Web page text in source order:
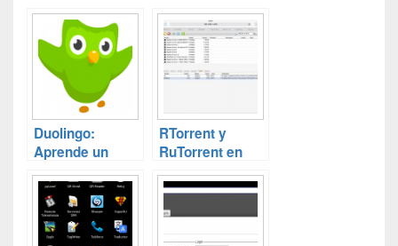
Duolingo:
Aprende un
idioma gratis
RTorrent y
RuTorrent en
Raspbian